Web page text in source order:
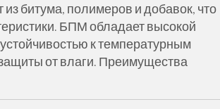
битума, полимеров и добавок, что
БПМ обладает высокой
к температурным
от влаги. Преимущества